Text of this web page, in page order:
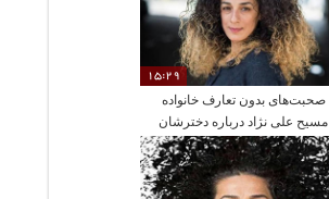
15:29
صحبت‌های بدون تعارف خانواده
مسیح علی نژاد درباره دخترشان